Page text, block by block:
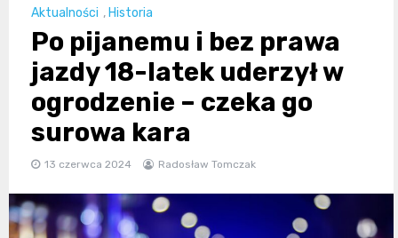
Aktualności , Historia
Po pijanemu i bez prawa
jazdy 18-latek uderzył w
ogrodzenie – czeka go
surowa kara
13 czerwca 2024 Radosław Tomczak